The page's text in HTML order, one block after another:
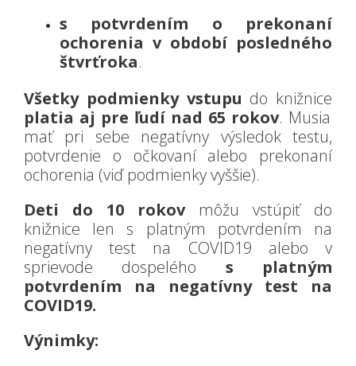
s potvrdením o prekonaní
ochorenia v období posledného
štvrťroka.
Všetky podmienky vstupu do knižnice
platia aj pre ľudí nad 65 rokov. Musia
mať pri sebe negatívny výsledok testu,
potvrdenie o očkovaní alebo prekonaní
ochorenia (viď podmienky vyššie).
Deti do 10 rokovmôžu vstúpiť do
knižnice len s platným potvrdením na
negatívny test na COVID19 alebo v
sprievode dospelého s platným
potvrdením na negatívny test na
COVID19.
Výnimky: